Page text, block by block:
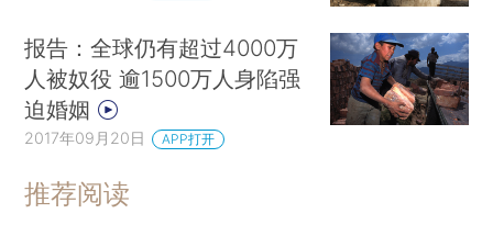
遍了。
中国大陆到底是个什么情况？
Jones，G.（2018）. What is drivingmarriage and cohabitation in low
报告：全球仍有超过4000万
人被奴役 逾1500万人身陷强
迫婚姻
2017年09月20日 APP打开
推荐阅读